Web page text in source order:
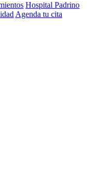
Hospital Padrino
Agenda tu cita